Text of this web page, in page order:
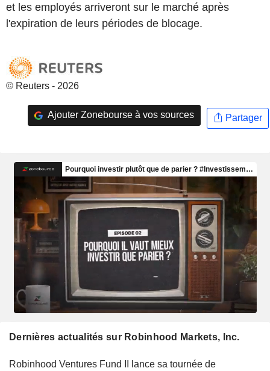
et les employés arriveront sur le marché après
l'expiration de leurs périodes de blocage.
© Reuters - 2026
Ajouter Zonebourse à vos sources Partager
Dernières actualités sur Robinhood Markets, Inc.
Robinhood Ventures Fund II lance sa tournée de